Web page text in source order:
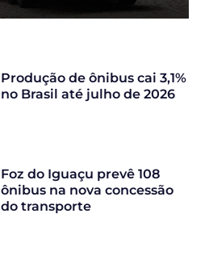
Produção de ônibus cai 3,1%
no Brasil até julho de 2026
Foz do Iguaçu prevê 108
ônibus na nova concessão
do transporte